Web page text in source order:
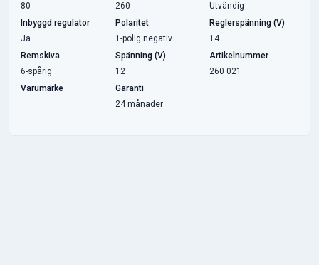
80
260
Utvändig
Inbyggd regulator
Ja
Polaritet
1-polig negativ
Reglerspänning (V)
14
Remskiva
6-spårig
Spänning (V)
12
Artikelnummer
260 021
Varumärke
Garanti
24 månader